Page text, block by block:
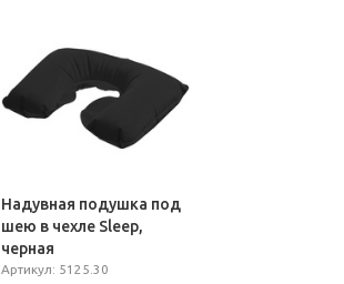
Надувная подушка под
шею в чехле Sleep,
черная
Артикул: 5125.30